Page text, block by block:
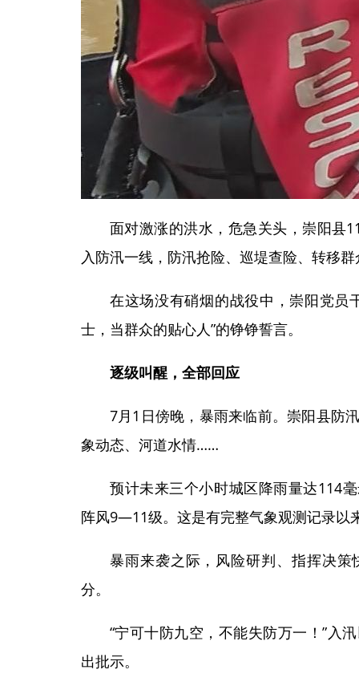
面对激涨的洪水，危急关头，崇阳县
入防汛一线，防汛抢险、巡堤查险、转移
在这场没有硝烟的战役中，崇阳党员
士，当群众的贴心人”的铮铮誓言。
逐级叫醒，全部回应
7月1日傍晚，暴雨来临前。崇阳县防
象动态、河道水情……
预计未来三个小时城区降雨量达114
阵风9—11级。这是有完整气象观测记录以
暴雨来袭之际，风险研判、指挥决
分。
“宁可十防九空，不能失防万一！”入
出批示。